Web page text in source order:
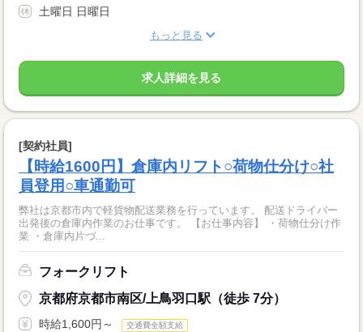
土曜日 日曜日
もっと見る
求人詳細を見る
[契約社員]
【時給1600円】倉庫内リフト○荷物仕分け○社
員登用○車通勤可
弊社は京都市内で軽貨物配送業務を行っています。 配送ドライバー
出発後の倉庫内作業のお仕事です。 【お仕事内容】 ・荷物仕分け作
業 ・倉庫内片づ...
フォークリフト
京都府京都市南区/上鳥羽口駅（徒歩 7分）
時給1,600円～ 交通費全額支給